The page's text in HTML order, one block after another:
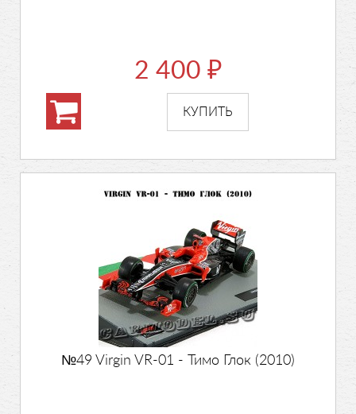
2 400 ₽
№49 Virgin VR-01 - Тимо Глок (2010)